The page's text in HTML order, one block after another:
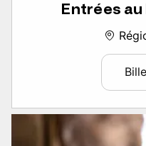
Entrées au